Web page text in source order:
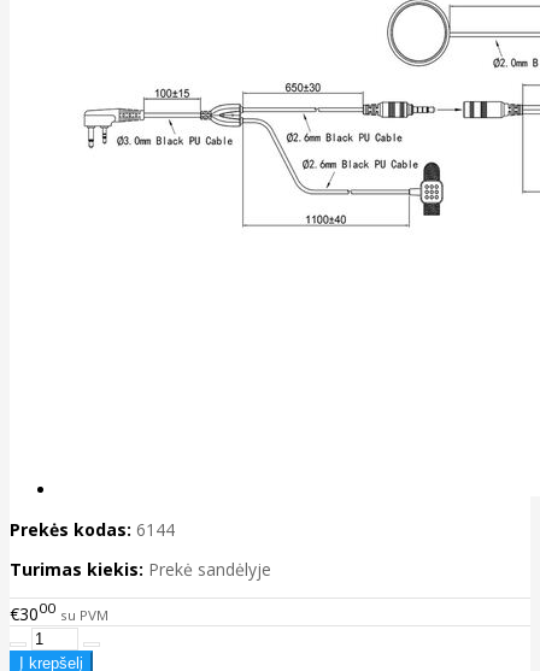
Prekės kodas: 6144
Turimas kiekis: Prekė sandėlyje
€3000 su PVM